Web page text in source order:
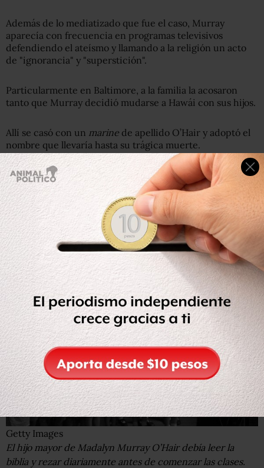
Además de lo mediatizado que fue el caso, Murray
aparecía con frecuencia en programas televisivos
defendiendo el ateísmo y llamando a la religión un acto
de "ignorancia" y "superstición".
Particularmente en Baltimore, a la familia la acosaron
tanto que Murray decidió mudarse a Hawái con sus hijos.
Allí se casó con un marine de apellido O’Hair y adoptó el
nombre que llevaría hasta su trágica muerte.
Prohibir la Navidad
Aprovechando la notoriedad del caso, en 1963 fundó la
Asociación Atea de Estados Unidos, una organización sin
fines de lucro que ha llevado más de 20 casos a distintas
cortes federales tratando de marcar una separación
entre Iglesia y estado.
Getty Images
El hijo mayor de Madalyn Murray O’Hair debía leer la
biblia y rezar diariamente antes de comenzar las clases.